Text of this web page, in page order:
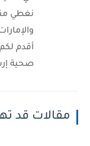
نغطي
أقدم
صحية
مقالات قد